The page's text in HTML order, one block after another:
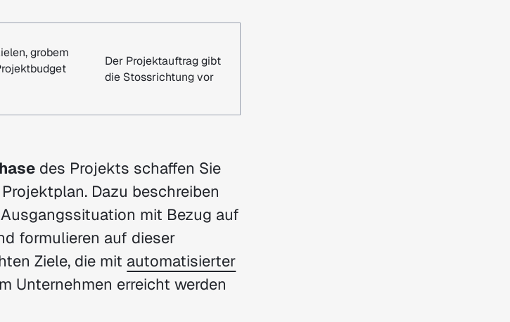
grobem
Der Projektauftrag gibt
die Stossrichtung vor
des Projekts schaffen Sie
Dazu beschreiben
mit Bezug auf
formulieren auf dieser
Ziele, die mit automatisierter
Unternehmen erreicht werden